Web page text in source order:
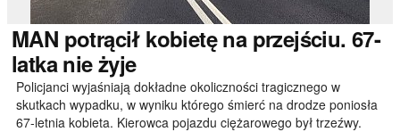
MAN potrącił kobietę na przejściu. 67-
latka nie żyje
Policjanci wyjaśniają dokładne okoliczności tragicznego w
skutkach wypadku, w wyniku którego śmierć na drodze poniosła
67-letnia kobieta. Kierowca pojazdu ciężarowego był trzeźwy.